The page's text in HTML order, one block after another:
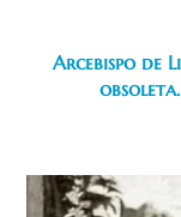
Arcebispo de